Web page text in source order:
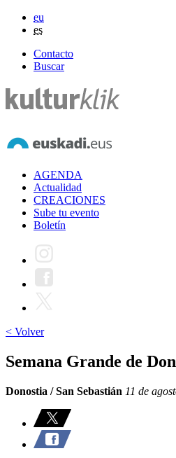
eu
es
Contacto
Buscar
AGENDA
Actualidad
CREACIONES
Sube tu evento
Boletín
< Volver
Semana Grande de
Donostia / San Sebastián 11 de